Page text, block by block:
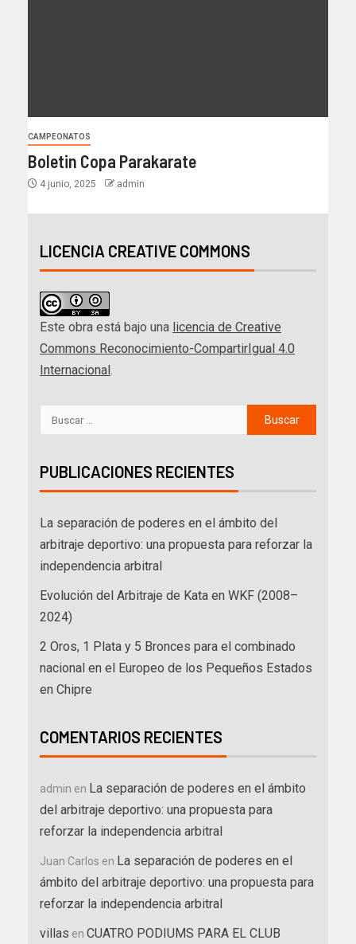
CAMPEONATOS
Boletin Copa Parakarate
4 junio, 2025 admin
LICENCIA CREATIVE COMMONS
Este obra está bajo una licencia de Creative
Commons Reconocimiento-CompartirIgual 4.0
Internacional .
PUBLICACIONES RECIENTES
La separación de poderes en el ámbito del
arbitraje deportivo: una propuesta para reforzar la
independencia arbitral
Evolución del Arbitraje de Kata en WKF (2008–
2024)
2 Oros, 1 Plata y 5 Bronces para el combinado
nacional en el Europeo de los Pequeños Estados
en Chipre
COMENTARIOS RECIENTES
admin en La separación de poderes en el ámbito
del arbitraje deportivo: una propuesta para
reforzar la independencia arbitral
Juan Carlos en La separación de poderes en el
ámbito del arbitraje deportivo: una propuesta para
reforzar la independencia arbitral
villas en CUATRO PODIUMS PARA EL CLUB